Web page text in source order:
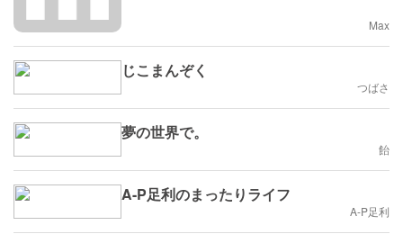
Max
じこまんぞく
つばさ
夢の世界で。
飴
A-P足利のまったりライフ
A-P足利